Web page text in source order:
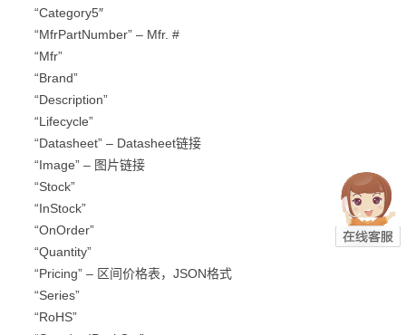
“Category5″
“MfrPartNumber” – Mfr. #
“Mfr”
“Brand”
“Description”
“Lifecycle”
“Datasheet” – Datasheet链接
“Image” – 图片链接
“Stock”
“InStock”
“OnOrder”
“Quantity”
“Pricing” – 区间价格表，JSON格式
“Series”
“RoHS”